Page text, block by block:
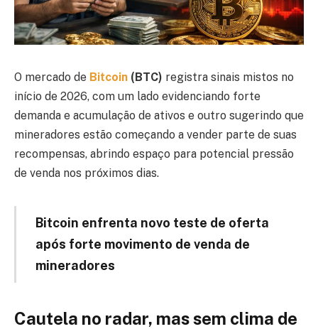
O mercado de Bitcoin (BTC) registra sinais mistos no
início de 2026, com um lado evidenciando forte
demanda e acumulação de ativos e outro sugerindo que
mineradores estão começando a vender parte de suas
recompensas, abrindo espaço para potencial pressão
de venda nos próximos dias.
Bitcoin enfrenta novo teste de oferta
após forte movimento de venda de
mineradores
Cautela no radar, mas sem clima de